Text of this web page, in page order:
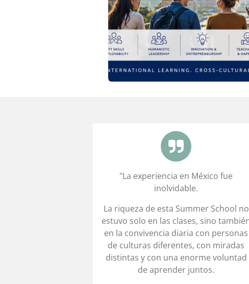
"La experiencia en México fue
inolvidable.
La riqueza de esta Summer School no
estuvo solo en las clases, sino
en la convivencia diaria con personas
de culturas diferentes, con miradas
distintas y con una enorme voluntad
de aprender juntos.